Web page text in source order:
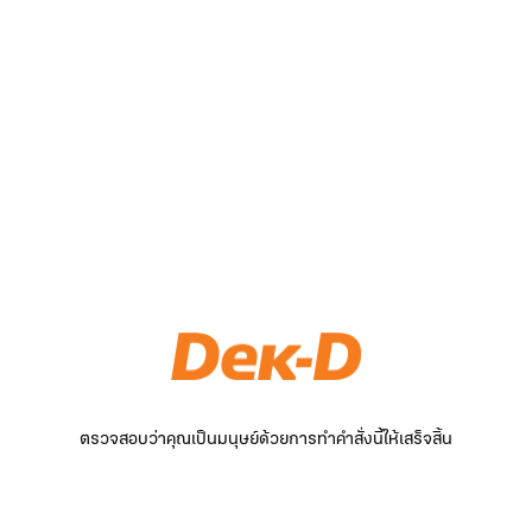
ตรวจสอบว่าคุณเป็นมนุษย์ด้วยการทำคำสั่งนี้ให้เสร็จสิ้น